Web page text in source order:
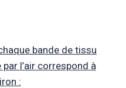
bande de tissu
l’air correspond à
: